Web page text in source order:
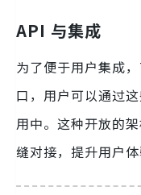
API 与集成
为了便于用户集成
口，用户可以通过
用中。这种开放的
缝对接，提升用户体